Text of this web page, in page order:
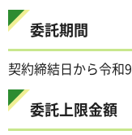
委託期間
契約締結日から令和
委託上限金額